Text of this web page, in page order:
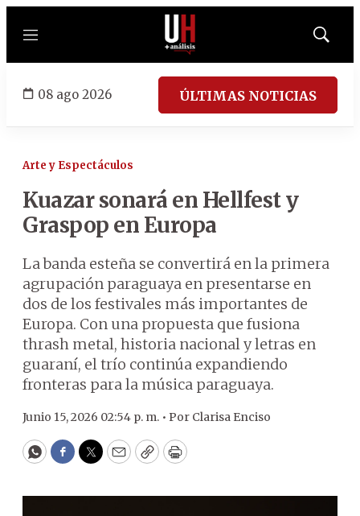
Menú
Mostrar
08 ago 2026 ÚLTIMAS NOTICIAS
Arte y Espectáculos
Kuazar sonará en Hellfest y
Graspop en Europa
La banda esteña se convertirá en la primera
agrupación paraguaya en presentarse en
dos de los festivales más importantes de
Europa. Con una propuesta que fusiona
thrash metal, historia nacional y letras en
guaraní, el trío continúa expandiendo
fronteras para la música paraguaya.
Junio 15, 2026 02:54 p. m. • Por Clarisa Enciso
WhatsApp
Facebook
Twitter
EmailCopyPrint